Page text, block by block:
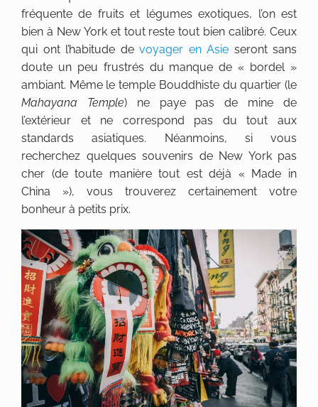
fréquente de fruits et légumes exotiques, l’on est
bien à New York et tout reste tout bien calibré. Ceux
qui ont l’habitude de voyager en Asie seront sans
doute un peu frustrés du manque de « bordel »
ambiant. Même le temple Bouddhiste du quartier (le
Mahayana Temple) ne paye pas de mine de
l’extérieur et ne correspond pas du tout aux
standards asiatiques. Néanmoins, si vous
recherchez quelques souvenirs de New York pas
cher (de toute manière tout est déjà « Made in
China »), vous trouverez certainement votre
bonheur à petits prix.